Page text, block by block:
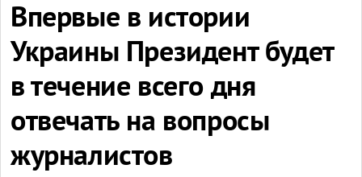
Впервые в истории
Украины Президент будет
в течение всего дня
отвечать на вопросы
журналистов